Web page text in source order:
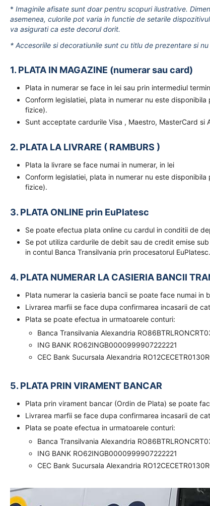
* Imaginile afisate sunt doar pentru scopuri ilustrative.
asemenea, culorile pot varia in functie de setarile
va asigurati ca este decorul dorit.
* Accesoriile si decoratiunile sunt cu titlu de prezentare si
1. PLATA IN MAGAZINE (numerar sau card)
Plata in numerar se face in lei sau prin intermediul
Conform legislatiei, plata in numerar nu este
fizice).
Sunt acceptate cardurile Visa , Maestro, MasterCard si
2. PLATA LA LIVRARE ( RAMBURS )
Plata la livrare se face numai in numerar, in lei
Conform legislatiei, plata in numerar nu este
fizice).
3. PLATA ONLINE prin EuPlatesc
Se poate efectua plata online cu cardul in conditii de
Se pot utiliza cardurile de debit sau de credit emise
in contul Banca Transilvania prin procesatorul
4. PLATA NUMERAR LA CASIERIA BANCII
Plata numerar la casieria bancii se poate face numai in
Livrarea marfii se face dupa confirmarea incasarii de
Plata se poate efectua in urmatoarele conturi:
Banca Transilvania Alexandria
ING BANK RO62INGB0000999907222221
CEC Bank Sucursala Alexandria
5. PLATA PRIN VIRAMENT BANCAR
Plata prin virament bancar (Ordin de Plata) se poate
Livrarea marfii se face dupa confirmarea incasarii de
Plata se poate efectua in urmatoarele conturi:
Banca Transilvania Alexandria
ING BANK RO62INGB0000999907222221
CEC Bank Sucursala Alexandria